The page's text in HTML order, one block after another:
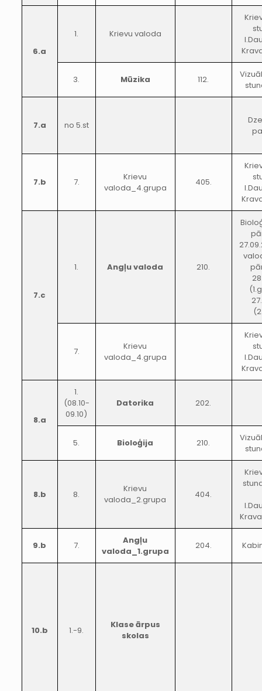
6.a
1. Krievu valoda
3. Mūzika 112.
7.a no 5.st
7.b 7.
Krievu
valoda_4.grupa
405.
7.c
1. Angļu valoda 210.
7.
Krievu
valoda_4.grupa
8.a
1.
(08.10-
09.10)
Datorika 202.
5. Bioloģija 210.
8.b 8.
Krievu
valoda_2.grupa
404.
9.b 7.
Angļu
valoda_1.grupa
204.
10.b 1.-9.
Klase ārpus
skolas